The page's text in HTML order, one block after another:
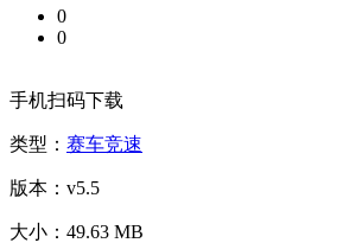
0
0
手机扫码下载
类型： 赛车竞速
版本：v5.5
大小：49.63 MB